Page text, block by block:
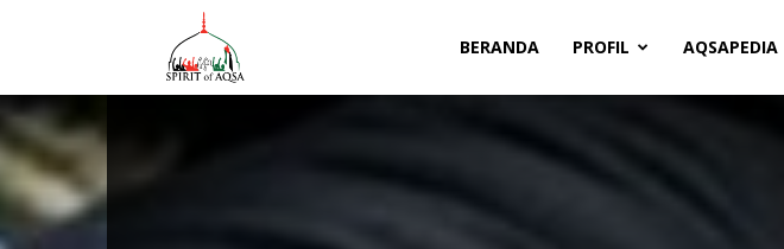
Aqsa
BERANDA PROFIL AQSAPEDIA